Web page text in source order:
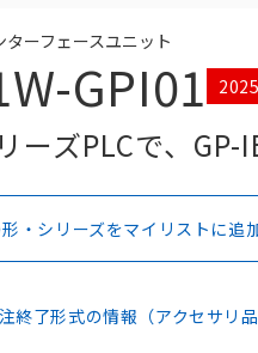
ターフェースユニット
GPI01
ーズPLCで、
形・シリーズをマイリストに追
終了形式の情報（アクセサリ